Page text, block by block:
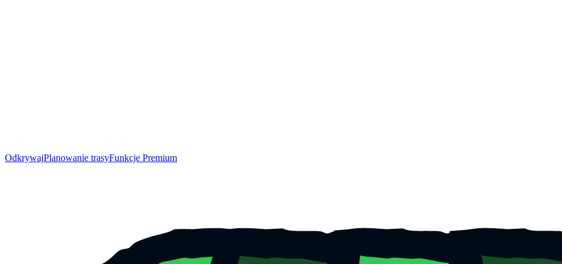
OdkrywajPlanowanie trasyFunkcje Premium